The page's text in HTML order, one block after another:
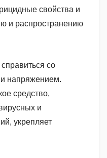
свойства и
и распространению
со
напряжением.
средство,
и
укрепляет